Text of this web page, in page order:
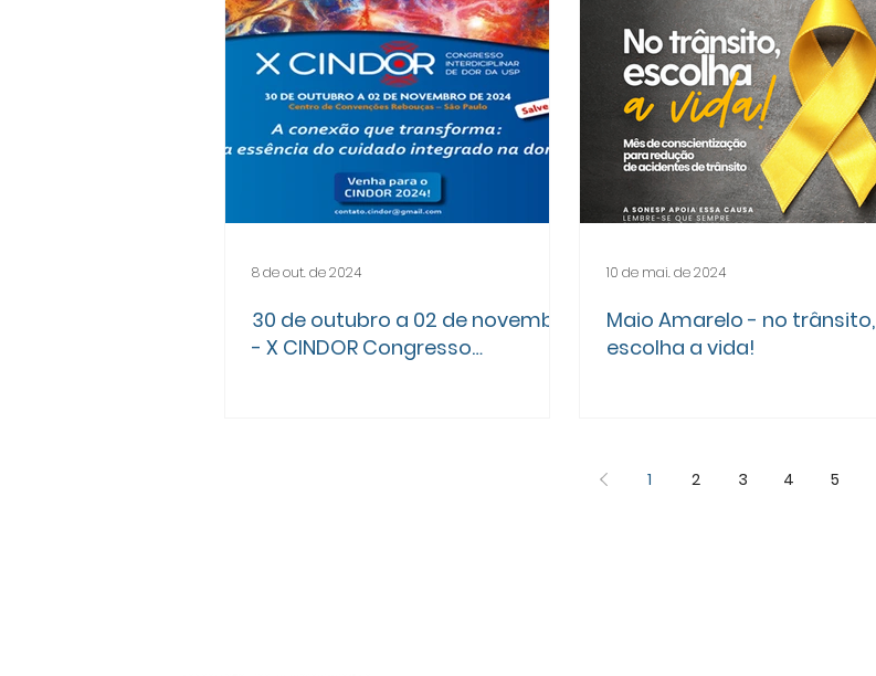
30 de outubro a 02 de novembro
- X CINDOR Congresso
8 de out. de 2024
Maio Amarelo - no trânsito,
escolha a vida!
10 de mai. de 2024
1 2 3 4 5